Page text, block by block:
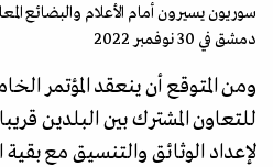
سوريون يسيرون أمام الأعلام والبضائع
دمشق في 30 نوفمبر 2022
ومن المتوقع أن ينعقد المؤتمر
للتعاون المشترك بين البلدين
لإعداد الوثائق والتنسيق مع بقية